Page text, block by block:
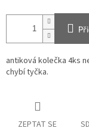
antiková kolečka 4ks
chybí tyčka.
ZEPTAT SE